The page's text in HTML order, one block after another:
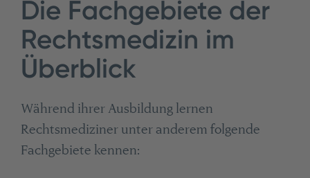
Die Fachgebiete der
Rechtsmedizin im
Überblick
Während ihrer Ausbildung lernen
Rechtsmediziner unter anderem folgende
Fachgebiete kennen: